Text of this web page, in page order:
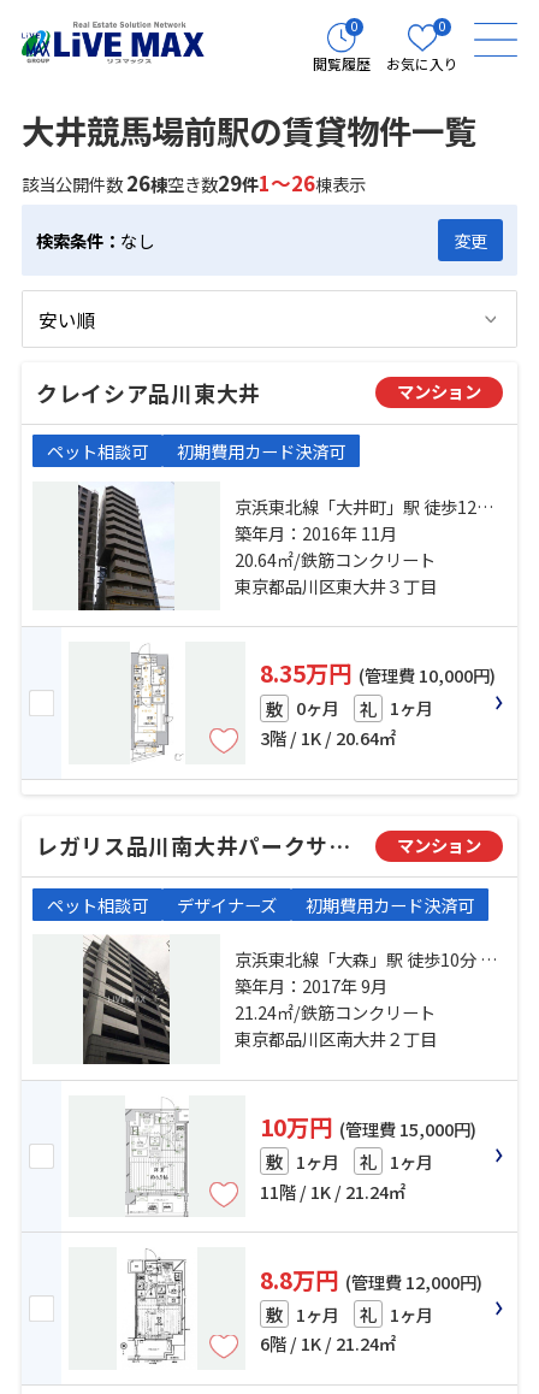
0
閲覧履歴
0
お気に入り
大井競馬場前駅の賃貸物件一覧
該当公開件数26棟空き数29件1～26棟表示
検索条件： なし 変更
クレイシア品川東大井 マンション
ペット相談可 初期費用カード決済可
京浜東北線「大井町」駅 徒歩12分
京急本線「立会川」駅 徒歩5分 東京
モノレール「大井競馬場前」駅 徒
歩18分
築年月：2016年 11月
20.64㎡/鉄筋コンクリート
東京都品川区東大井３丁目
8.35万円 (管理費 10,000円)
敷 0ヶ月 礼 1ヶ月
3階 / 1K / 20.64㎡
レガリス品川南大井パークサイド マンション
ペット相談可 デザイナーズ 初期費用カード決済可
京浜東北線「大森」駅 徒歩10分 京
急本線「大森海岸」駅 徒歩6分 東京
モノレール「大井競馬場前」駅 徒
歩16分
築年月：2017年 9月
21.24㎡/鉄筋コンクリート
東京都品川区南大井２丁目
10万円 (管理費 15,000円)
敷 1ヶ月 礼 1ヶ月
11階 / 1K / 21.24㎡
8.8万円 (管理費 12,000円)
敷 1ヶ月 礼 1ヶ月
6階 / 1K / 21.24㎡